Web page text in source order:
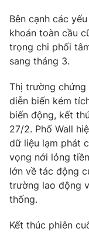
Bên cạnh các
khoán toàn cầu
trọng chi phối
sang tháng 3.
Thị trường
diễn biến kém
biến động, kết
27/2. Phố Wall
dữ liệu lạm phát
vọng nới lỏng
lớn về tác động
trường lao động
thống.
Kết thúc phiên